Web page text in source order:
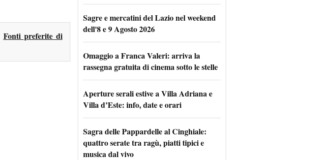
Fonti preferite di
Sagre e mercatini del Lazio nel weekend
dell'8 e 9 Agosto 2026
Omaggio a Franca Valeri: arriva la
rassegna gratuita di cinema sotto le stelle
Aperture serali estive a Villa Adriana e
Villa d’Este: info, date e orari
Sagra delle Pappardelle al Cinghiale:
quattro serate tra ragù, piatti tipici e
musica dal vivo